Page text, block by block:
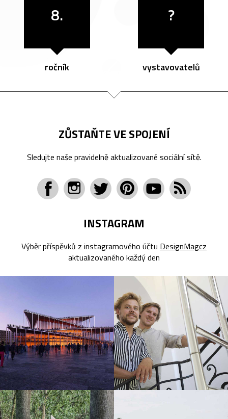
8.
ročník
?
vystavovatelů
ZŮSTAŇTE VE SPOJENÍ
Sledujte naše pravidelně aktualizované sociální sítě.
INSTAGRAM
Výběr příspěvků z instagramového účtu DesignMagcz
aktualizovaného každý den